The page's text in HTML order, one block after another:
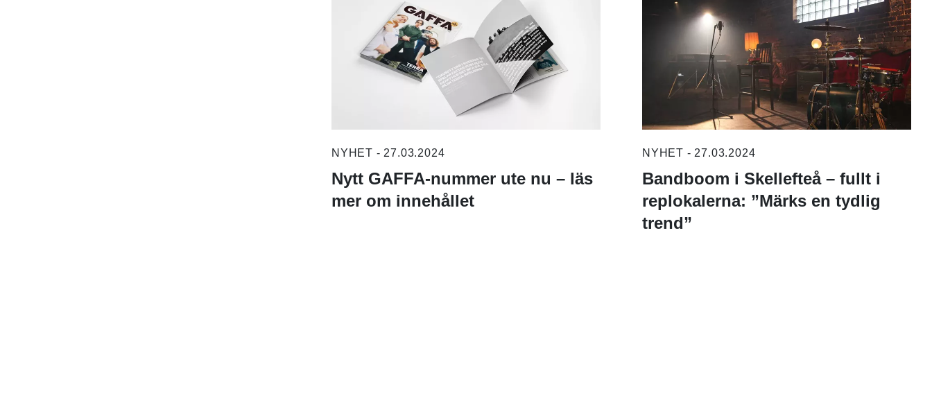
NYHET - 27.03.2024
Nytt GAFFA-nummer ute nu – läs
mer om innehållet
NYHET - 27.03.2024
Bandboom i Skellefteå – fullt i
replokalerna: ”Märks en tydlig
trend”